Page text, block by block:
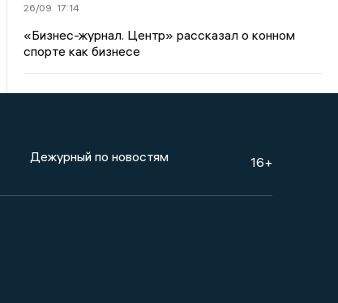
26/09 17:14
«Бизнес-журнал. Центр» рассказал о конном
спорте как бизнесе
Дежурный по новостям 16+